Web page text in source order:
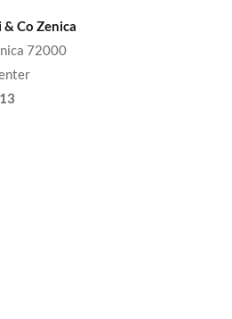
Co Zenica
72000